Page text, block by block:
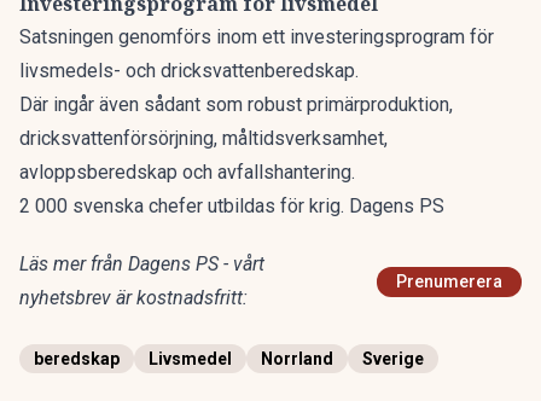
Satsningen genomförs inom ett investeringsprogram för
livsmedels- och dricksvattenberedskap.
Där ingår även sådant som robust primärproduktion,
dricksvattenförsörjning, måltidsverksamhet,
avloppsberedskap och avfallshantering.
2 000 svenska chefer utbildas för krig. Dagens PS
Läs mer från Dagens PS - vårt
nyhetsbrev är kostnadsfritt:
Prenumerera
beredskap Livsmedel Norrland Sverige